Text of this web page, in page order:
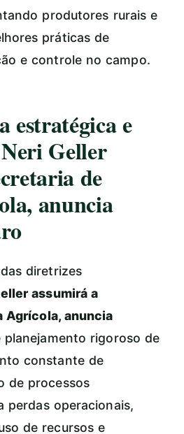
produtores rurais e
práticas de
e controle no campo.
estratégica e
Geller
de
anuncia
diretrizes
assumirá a
Agrícola, anuncia
planejamento rigoroso de
constante de
de processos
perdas operacionais,
de recursos e